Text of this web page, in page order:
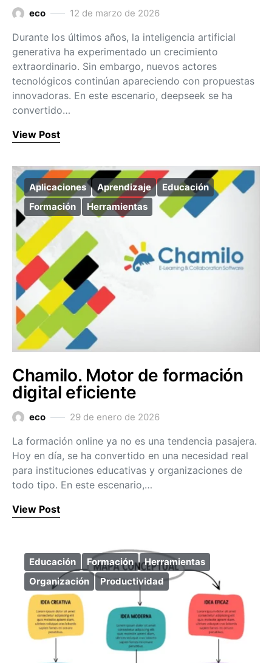
eco 12 de marzo de 2026
Durante los últimos años, la inteligencia artificial
generativa ha experimentado un crecimiento
extraordinario. Sin embargo, nuevos actores
tecnológicos continúan apareciendo con propuestas
innovadoras. En este escenario, deepseek se ha
convertido…
View Post
Aplicaciones Aprendizaje
Educación
Formación
Herramientas
Chamilo. Motor de formación
digital eficiente
eco 29 de enero de 2026
La formación online ya no es una tendencia pasajera.
Hoy en día, se ha convertido en una necesidad real
para instituciones educativas y organizaciones de
todo tipo. En este escenario,…
View Post
Educación Formación
Herramientas
Organización
Productividad